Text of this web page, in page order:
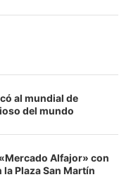
al mundial de
del mundo
Alfajor» con
Plaza San Martín